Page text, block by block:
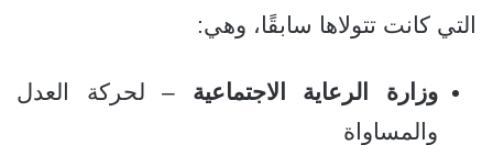
التي كانت تتولاها سابقًا، وهي:
وزارة الرعاية الاجتماعية – لحركة العدل
والمساواة